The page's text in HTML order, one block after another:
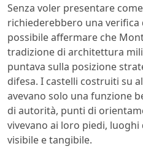
Senza voler presentare
richiederebbero una
possibile affermare che
tradizione di architettura
puntava sulla posizione
difesa. I castelli costruiti su
avevano solo una funzione
di autorità, punti di
vivevano ai loro piedi,
visibile e tangibile.